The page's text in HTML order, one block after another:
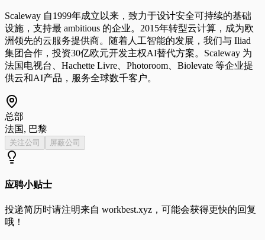
Scaleway 自1999年成立以来，致力于设计安全可持续的基础
设施，支持最 ambitious 的企业。2015年转型云计算，成为欧
洲领先的云服务提供商。随着人工智能的发展，我们与 Iliad
集团合作，投资30亿欧元开发主权AI替代方案。Scaleway 为
法国电视台、Hachette Livre、Photoroom、Biolevate 等企业提
供云和AI产品，服务全球数千客户。
总部
法国, 巴黎
关注公司 屏蔽公司
应聘小贴士
投递简历时请注明来自 workbest.xyz ，可能会获得更快的回复
哦！